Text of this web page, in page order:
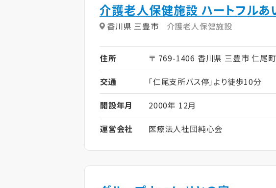
介護老人保健施設 ハートフルあ
香川県 三豊市 介護老人保健施設
住所
〒 769-1406 香川県 三豊市 仁尾
交通
「仁尾支所バス停」より徒歩10分
開設年月
2000年 12月
運営会社
医療法人社団純心会